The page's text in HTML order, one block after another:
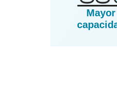
Mayor